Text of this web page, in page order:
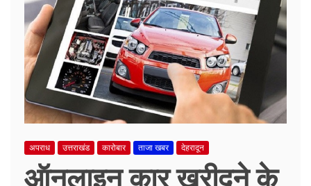
अपराध उत्तराखंड कारोबार ताजा खबर देहरादून
ऑनलाइन कार खरीदने के